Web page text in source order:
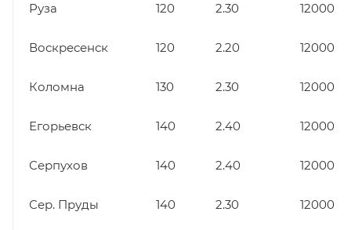
Руза 120 2.30 12000
Воскресенск 120 2.20 12000
Коломна 130 2.30 12000
Егорьевск 140 2.40 12000
Серпухов 140 2.40 12000
Сер. Пруды 140 2.30 12000